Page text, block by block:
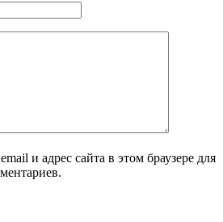
и адрес сайта в этом браузере для